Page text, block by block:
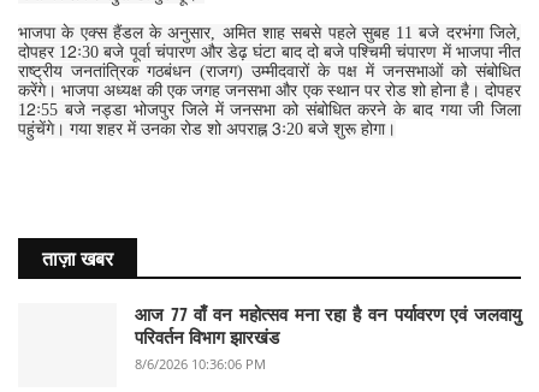
भाजपा के एक्स हैंडल के अनुसार, अमित शाह सबसे पहले सुबह 11 बजे दरभंगा जिले,
दोपहर 12ः30 बजे पूर्वा चंपारण और डेढ़ घंटा बाद दो बजे पश्चिमी चंपारण में भाजपा नीत
राष्ट्रीय जनतांत्रिक गठबंधन (राजग) उम्मीदवारों के पक्ष में जनसभाओं को संबोधित
करेंगे। भाजपा अध्यक्ष की एक जगह जनसभा और एक स्थान पर रोड शो होना है। दोपहर
12ः55 बजे नड्डा भोजपुर जिले में जनसभा को संबोधित करने के बाद गया जी जिला
पहुंचेंगे। गया शहर में उनका रोड शो अपराह्न 3ः20 बजे शुरू होगा।
ताज़ा खबर
आज 77 वाँ वन महोत्सव मना रहा है वन पर्यावरण एवं जलवायु
परिवर्तन विभाग झारखंड
8/6/2026 10:36:06 PM